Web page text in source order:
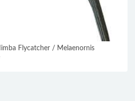
Flycatcher / Melaenornis